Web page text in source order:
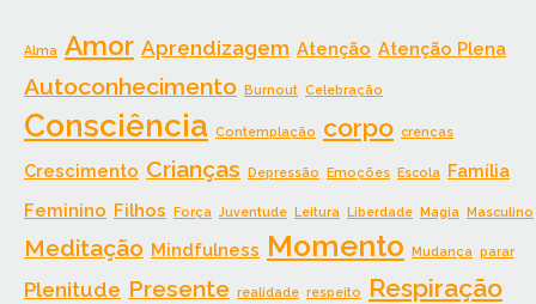
Alma Amor Aprendizagem Atenção Atenção Plena
Autoconhecimento Burnout Celebração
Consciência Contemplação corpo crenças
Crescimento Crianças Depressão Emoções Escola
Família
Feminino Filhos Força Juventude Leitura Liberdade Magia Masculino
Meditação Mindfulness Momento Mudança parar
Plenitude Presente realidade respeito Respiração